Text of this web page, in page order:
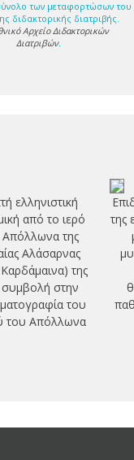
των μεταφορτώσων του
διδακτορικής διατριβής.
Αρχείο Διδακτορικών
Διατριβών.
ελληνιστική
από το ιερό
Απόλλωνα της
Αλάσαρνας
της
στην
του
του Απόλλωνα
της